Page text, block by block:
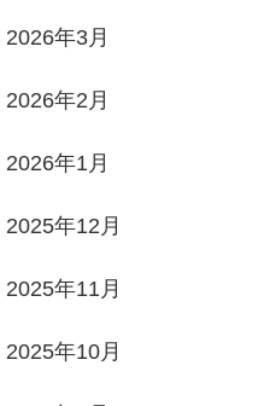
2026年3月
2026年2月
2026年1月
2025年12月
2025年11月
2025年10月